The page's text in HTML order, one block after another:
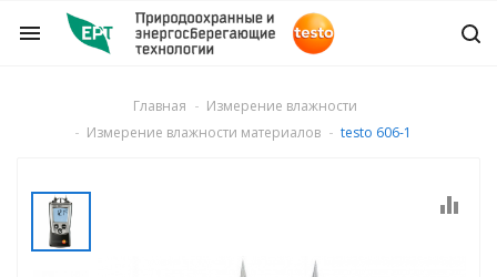
menu
и детекторы
дымовых газов
Главная
Измерение влажности
Измерение влажности материалов
testo 606-1